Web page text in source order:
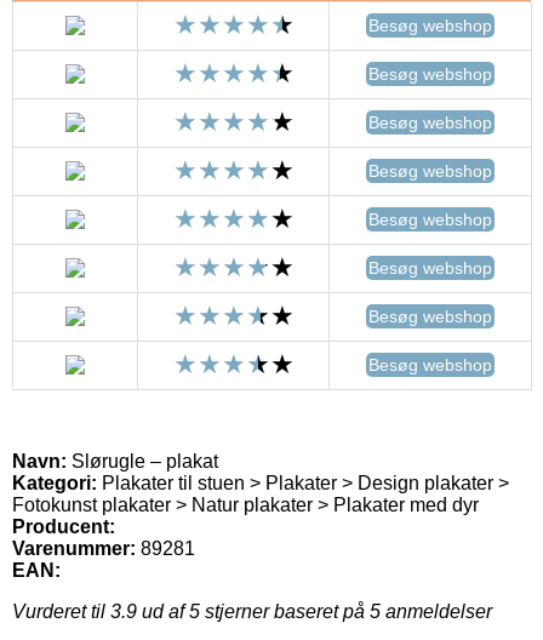
Besøg webshop
Besøg webshop
Besøg webshop
Besøg webshop
Besøg webshop
Besøg webshop
Besøg webshop
Besøg webshop
Navn: Slørugle – plakat
Kategori: Plakater til stuen > Plakater > Design plakater >
Fotokunst plakater > Natur plakater > Plakater med dyr
Producent:
Varenummer: 89281
EAN:
Vurderet til 3.9 ud af 5 stjerner baseret på 5 anmeldelser